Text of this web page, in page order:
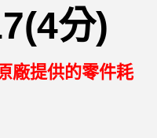
分)
廠提供的零件耗